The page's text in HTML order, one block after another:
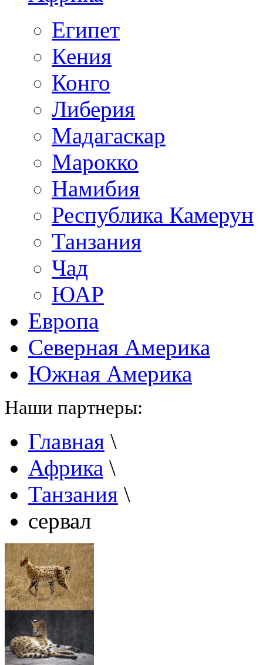
Египет
Кения
Конго
Либерия
Мадагаскар
Марокко
Намибия
Республика Камерун
Танзания
Чад
ЮАР
Европа
Северная Америка
Южная Америка
Наши партнеры:
Главная \
Африка \
Танзания \
сервал